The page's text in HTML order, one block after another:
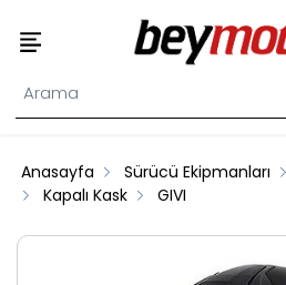
Anasayfa Sürücü Ekipmanları
Kapalı Kask
GIVI